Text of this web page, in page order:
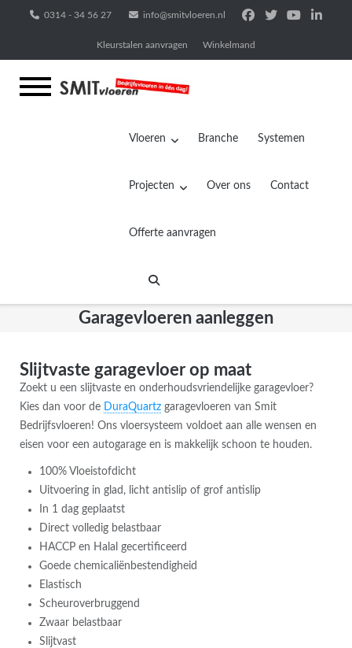
0314 - 34 56 27 info@smitvloeren.nl
Kleurstalen aanvragen Winkelmand
Vloeren Branche Systemen
Projecten Over ons Contact
Offerte aanvragen
Garagevloeren aanleggen
Slijtvaste garagevloer op maat
Zoekt u een slijtvaste en onderhoudsvriendelijke garagevloer?
Kies dan voor de
DuraQuartzgaragevloeren van Smit
Bedrijfsvloeren! Ons vloersysteem voldoet aan alle wensen en
eisen voor een autogarage en is makkelijk schoon te houden.
100% Vloeistofdicht
Uitvoering in glad, licht antislip of grof antislip
In 1 dag geplaatst
Direct volledig belastbaar
HACCP en Halal gecertificeerd
Goede chemicaliënbestendigheid
Elastisch
Scheuroverbruggend
Zwaar belastbaar
Slijtvast